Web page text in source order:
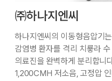
㈜하나지엔씨
하나지엔씨의 이동형음압기
감염병 환자를 격리 치룧라
의료진을 완벽하게 분리합니
1,200CMH 저소음, 고정압